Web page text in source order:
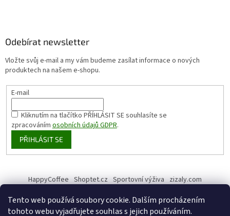
Tento web používá soubory cookie. Dalším procházením
tohoto webu vyjadřujete souhlas s jejich používáním.
Odebírat newsletter
Vložte svůj e-mail a my vám budeme zasílat informace o nových
produktech na našem e-shopu.
E-mail
Kliknutím na tlačítko PŘÍHLÁSIT SEsouhlasíte se
zpracovánímosobních údajů GDPR.
PŘIHLÁSIT SE
HappyCoffee Shoptet.cz Sportovní výživa zizaly.com